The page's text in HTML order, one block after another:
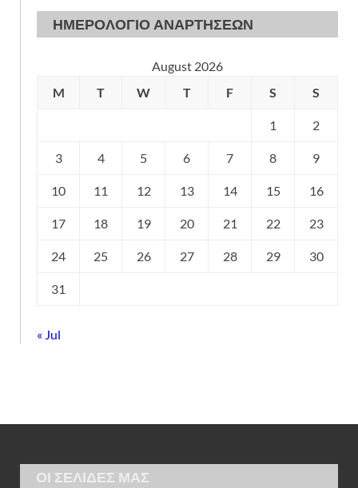
ΗΜΕΡΟΛΟΓΙΟ ΑΝΑΡΤΗΣΕΩΝ
August 2026
M
T W T F S S
1 2
3 4 5 6 7 8 9
10 11 12 13 14 15 16
17 18 19 20 21 22 23
24 25 26 27 28 29 30
31
« Jul
ΟΙ ΣΕΛΙΔΕΣ ΜΑΣ